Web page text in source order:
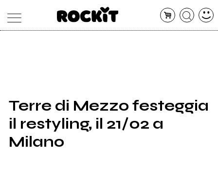
SHOP
RADIO
Terre di Mezzo festeggia
il restyling, il 21/02 a
Milano